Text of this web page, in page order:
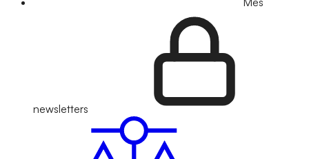
newsletters